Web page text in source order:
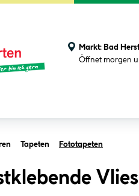
Markt: Bad
Öffnet morgen
Tapeten Fototapeten